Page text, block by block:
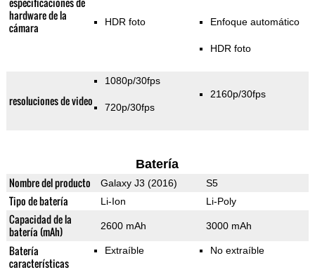
hardware de la
cámara
HDR foto Enfoque automático
HDR foto
resoluciones de video
1080p/30fps
720p/30fps
2160p/30fps
Batería
Nombre del producto Galaxy J3 (2016) S5
Tipo de batería Li-Ion Li-Poly
Capacidad de la
batería (mAh)
2600 mAh 3000 mAh
Batería
características
Extraíble No extraíble